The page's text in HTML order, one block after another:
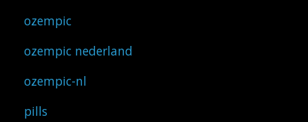
ozempic
ozempic nederland
ozempic-nl
pills